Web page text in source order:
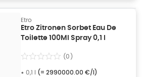
Etro
Etro Zitronen Sorbet Eau De
Toilette 100Ml Spray 0,1 l
(0)
• 0,1 l (= 2990000.00 €/l)